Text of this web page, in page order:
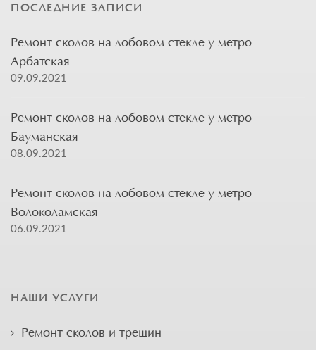
ПОСЛЕДНИЕ ЗАПИСИ
Ремонт сколов на лобовом стекле у метро
Арбатская
09.09.2021
Ремонт сколов на лобовом стекле у метро
Бауманская
08.09.2021
Ремонт сколов на лобовом стекле у метро
Волоколамская
06.09.2021
НАШИ УСЛУГИ
Ремонт сколов и трещин